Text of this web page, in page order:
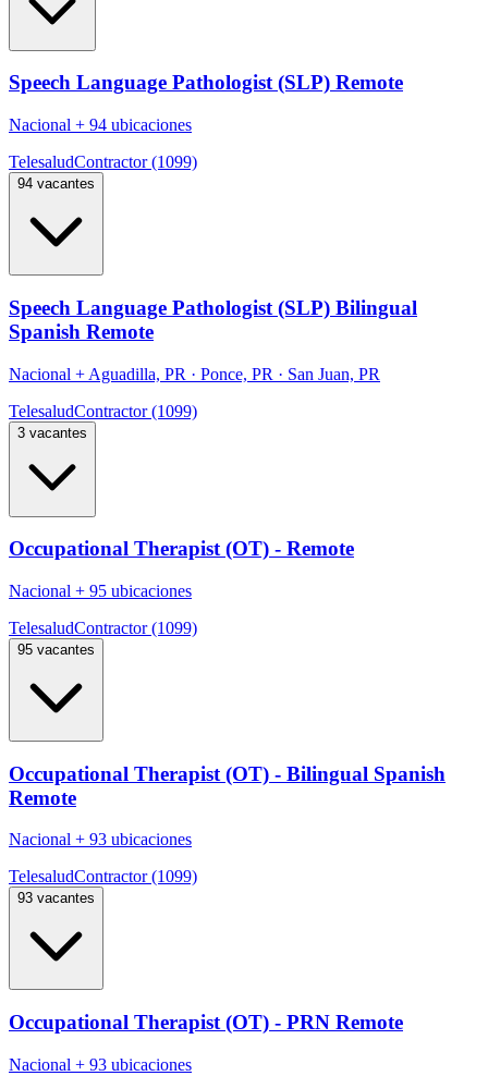
Speech Language Pathologist (SLP) Remote
Nacional + 94 ubicaciones
TelesaludContractor (1099)
94 vacantes
Speech Language Pathologist (SLP) Bilingual
Spanish Remote
Nacional + Aguadilla, PR · Ponce, PR · San Juan, PR
TelesaludContractor (1099)
3 vacantes
Occupational Therapist (OT) - Remote
Nacional + 95 ubicaciones
TelesaludContractor (1099)
95 vacantes
Occupational Therapist (OT) - Bilingual Spanish
Remote
Nacional + 93 ubicaciones
TelesaludContractor (1099)
93 vacantes
Occupational Therapist (OT) - PRN Remote
Nacional + 93 ubicaciones